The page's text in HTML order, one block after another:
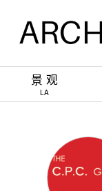
景 观
LA